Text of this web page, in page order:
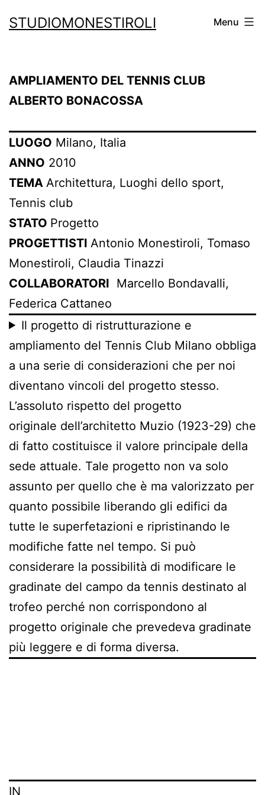
STUDIOMONESTIROLI Menu
AMPLIAMENTO DEL TENNIS CLUB
ALBERTO BONACOSSA
LUOGO Milano, Italia
ANNO 2010
TEMA Architettura, Luoghi dello sport,
Tennis club
STATO Progetto
PROGETTISTI Antonio Monestiroli, Tomaso
Monestiroli, Claudia Tinazzi
COLLABORATORI Marcello Bondavalli,
Federica Cattaneo
Il progetto di ristrutturazione e
ampliamento del Tennis Club Milano obbliga
a una serie di considerazioni che per noi
diventano vincoli del progetto stesso.
L’assoluto rispetto del progetto
originale dell’architetto Muzio (1923-29) che
di fatto costituisce il valore principale della
sede attuale. Tale progetto non va solo
assunto per quello che è ma valorizzato per
quanto possibile liberando gli edifici da
tutte le superfetazioni e ripristinando le
modifiche fatte nel tempo. Si può
considerare la possibilità di modificare le
gradinate del campo da tennis destinato al
trofeo perché non corrispondono al
progetto originale che prevedeva gradinate
più leggere e di forma diversa.
IN